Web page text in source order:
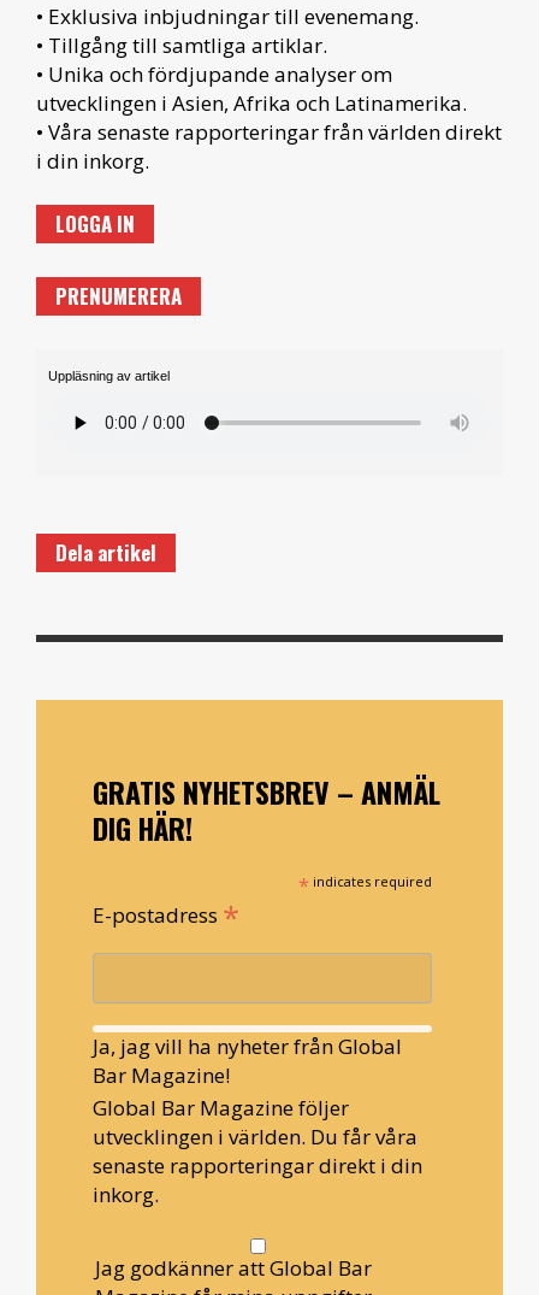
• Exklusiva inbjudningar till evenemang.
• Tillgång till samtliga artiklar.
• Unika och fördjupande analyser om
utvecklingen i Asien, Afrika och Latinamerika.
• Våra senaste rapporteringar från världen direkt
i din inkorg.
LOGGA IN
PRENUMERERA
Uppläsning av artikel
Dela artikel
GRATIS NYHETSBREV – ANMÄL
DIG HÄR!
* indicates required
E-postadress *
Ja, jag vill ha nyheter från Global
Bar Magazine!
Global Bar Magazine följer
utvecklingen i världen. Du får våra
senaste rapporteringar direkt i din
inkorg.
Jag godkänner att Global Bar